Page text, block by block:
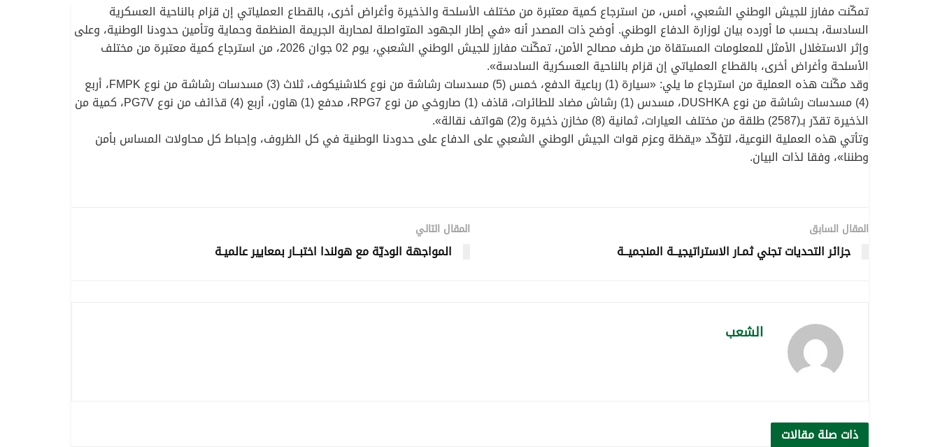
تمكّنت مفارز للجيش الوطني الشعبي، أمس، من استرجاع كمية معتبرة من مختلف الأسلحة والذخيرة وأغراض أخرى، بالقطاع العملياتي إن قزام بالناحية العسكرية
السادسة، بحسب ما أورده بيان لوزارة الدفاع الوطني. أوضح ذات المصدر أنه «في إطار الجهود المتواصلة لمحاربة الجريمة المنظمة وحماية وتأمين حدودنا الوطنية، وعلى
وإثر الاستغلال الأمثل للمعلومات المستقاة من طرف مصالح الأمن، تمكّنت مفارز للجيش الوطني الشعبي، يوم 02 جوان 2026، من استرجاع كمية معتبرة من مختلف
الأسلحة وأغراض أخرى، بالقطاع العملياتي إن قزام بالناحية العسكرية السادسة».
وقد مكّنت هذه العملية من استرجاع ما يلي: «سيارة (1) رباعية الدفع، خمس (5) مسدسات رشاشة من نوع كلاشنيكوف، ثلاث (3) مسدسات رشاشة من نوع FMPK، أربع
(4) مسدسات رشاشة من نوع DUSHKA، مسدس (1) رشاش مضاد للطائرات، قاذف (1) صاروخي من نوع RPG7، مدفع (1) هاون، أربع (4) قذائف من نوع PG7V، كمية من
الذخيرة تقدّر بـ(2587) طلقة من مختلف العيارات، ثمانية (8) مخازن ذخيرة و(2) هواتف نقالة».
وتأتي هذه العملية النوعية، لتؤكّد «يقظة وعزم قوات الجيش الوطني الشعبي على الدفاع على حدودنا الوطنية في كل الظروف، وإحباط كل محاولات المساس بأمن
وطننا»، وفقا لذات البيان.
المقال السابق
جزائر التحديات تجني ثمـار الاستراتيجيــة المنجميــة
المقال التالي
المواجهة الوديّة مع هولندا اختبــار بمعايير عالميـة
الشعب
ذات صلةمقالات